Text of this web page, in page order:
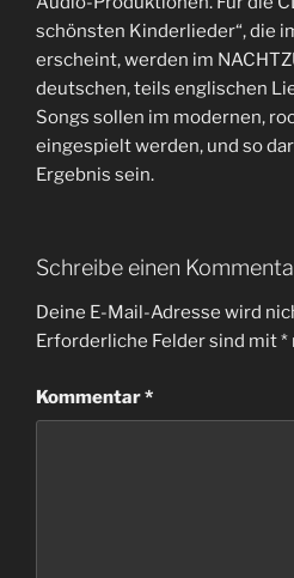
schönsten Kinderlieder“, die
erscheint, werden im
deutschen, teils englischen
Songs sollen im modernen,
eingespielt werden, und so
Ergebnis sein.
Schreibe einen
Deine E-Mail-Adresse wird
Erforderliche Felder sind mit*
Kommentar*